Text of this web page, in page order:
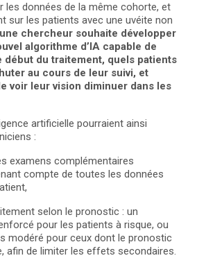
les données de la même cohorte, et
sur les patients avec une uvéite non
chercheur souhaite développer
algorithme d’IA capable de
début du traitement, quels patients
au cours de leur suivi, et
voir leur vision diminuer dans les
artificielle pourraient ainsi
:
examens complémentaires
compte de toutes les données
selon le pronostic : un
pour les patients à risque, ou
modéré pour ceux dont le pronostic
afin de limiter les effets secondaires.